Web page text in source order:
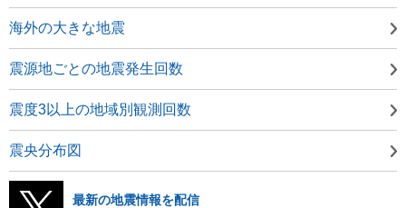
海外の大きな地震
震源地ごとの地震発生回数
震度3以上の地域別観測回数
震央分布図
最新の地震情報を配信